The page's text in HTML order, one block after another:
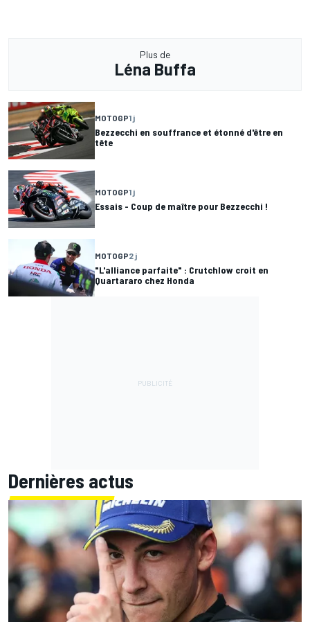
Plus de
Léna Buffa
MOTOGP1 j
Bezzecchi en souffrance et étonné d'être en
tête
MOTOGP1 j
Essais - Coup de maître pour Bezzecchi !
MOTOGP2 j
"L'alliance parfaite" : Crutchlow croit en
Quartararo chez Honda
Dernières actus